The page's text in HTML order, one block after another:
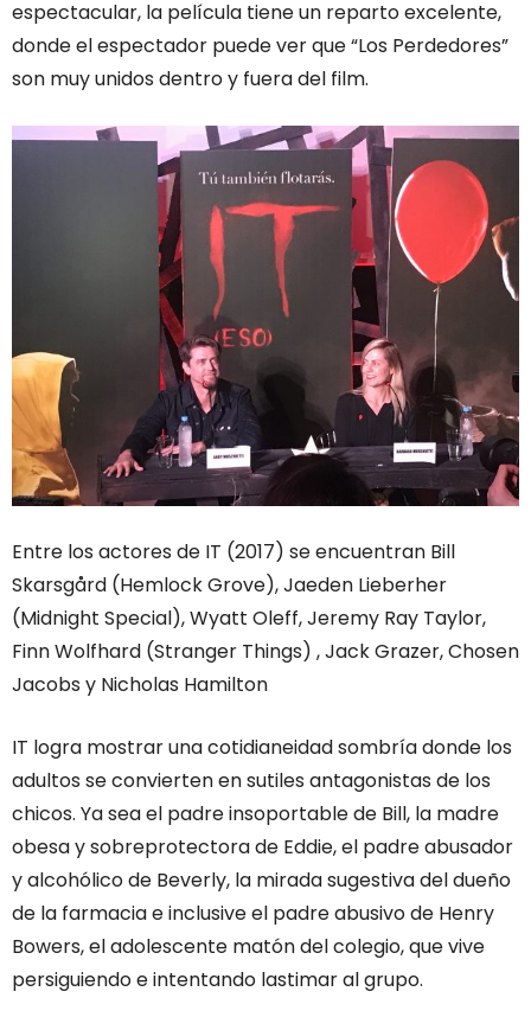
espectacular, la película tiene un reparto excelente,
donde el espectador puede ver que “Los Perdedores”
son muy unidos dentro y fuera del film.
Entre los actores de IT (2017) se encuentran Bill
Skarsgård (Hemlock Grove), Jaeden Lieberher
(Midnight Special), Wyatt Oleff, Jeremy Ray Taylor,
Finn Wolfhard (Stranger Things) , Jack Grazer, Chosen
Jacobs y Nicholas Hamilton
IT logra mostrar una cotidianeidad sombría donde los
adultos se convierten en sutiles antagonistas de los
chicos. Ya sea el padre insoportable de Bill, la madre
obesa y sobreprotectora de Eddie, el padre abusador
y alcohólico de Beverly, la mirada sugestiva del dueño
de la farmacia e inclusive el padre abusivo de Henry
Bowers, el adolescente matón del colegio, que vive
persiguiendo e intentando lastimar al grupo.